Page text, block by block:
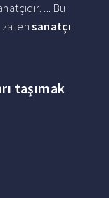
... Bu
zatensanatçı
taşımak